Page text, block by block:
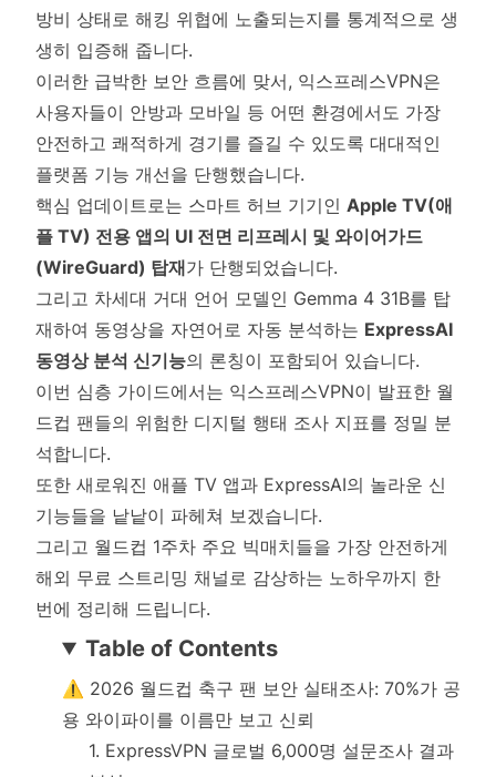
방비 상태로 해킹 위협에 노출되는지를 통계적으로 생
생히 입증해 줍니다.
이러한 급박한 보안 흐름에 맞서, 익스프레스VPN은
사용자들이 안방과 모바일 등 어떤 환경에서도 가장
안전하고 쾌적하게 경기를 즐길 수 있도록 대대적인
플랫폼 기능 개선을 단행했습니다.
핵심 업데이트로는 스마트 허브 기기인 Apple TV(애
플 TV) 전용 앱의 UI 전면 리프레시 및 와이어가드
(WireGuard) 탑재가 단행되었습니다.
그리고 차세대 거대 언어 모델인 Gemma 4 31B를 탑
재하여 동영상을 자연어로 자동 분석하는 ExpressAI
동영상 분석 신기능의 론칭이 포함되어 있습니다.
이번 심층 가이드에서는 익스프레스VPN이 발표한 월
드컵 팬들의 위험한 디지털 행태 조사 지표를 정밀 분
석합니다.
또한 새로워진 애플 TV 앱과 ExpressAI의 놀라운 신
기능들을 낱낱이 파헤쳐 보겠습니다.
그리고 월드컵 1주차 주요 빅매치들을 가장 안전하게
해외 무료 스트리밍 채널로 감상하는 노하우까지 한
번에 정리해 드립니다.
Table of Contents
⚠️ 2026 월드컵 축구 팬 보안 실태조사: 70%가 공
용 와이파이를 이름만 보고 신뢰
1. ExpressVPN 글로벌 6,000명 설문조사 결과